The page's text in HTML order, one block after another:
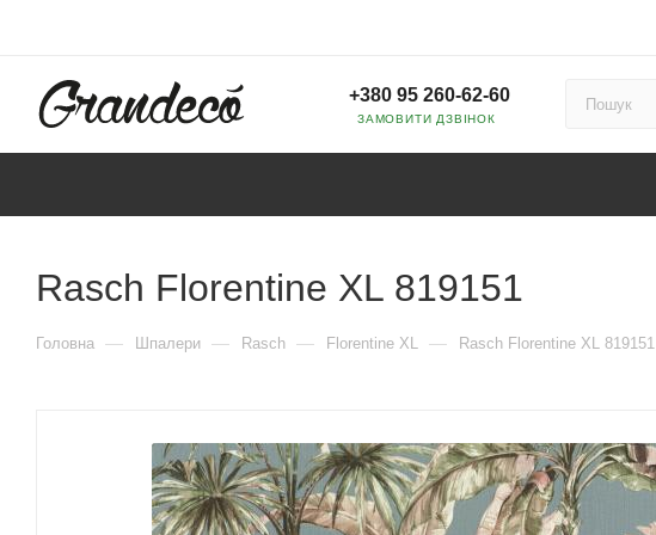
+380 95 260-62-60
ЗАМОВИТИ ДЗВІНОК
Rasch Florentine XL 819151
Головна — Шпалери — Rasch — Florentine XL — Rasch Florentine XL 819151